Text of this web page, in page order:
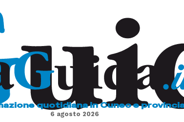
quotidiana in Cuneo e
6 agosto 2026